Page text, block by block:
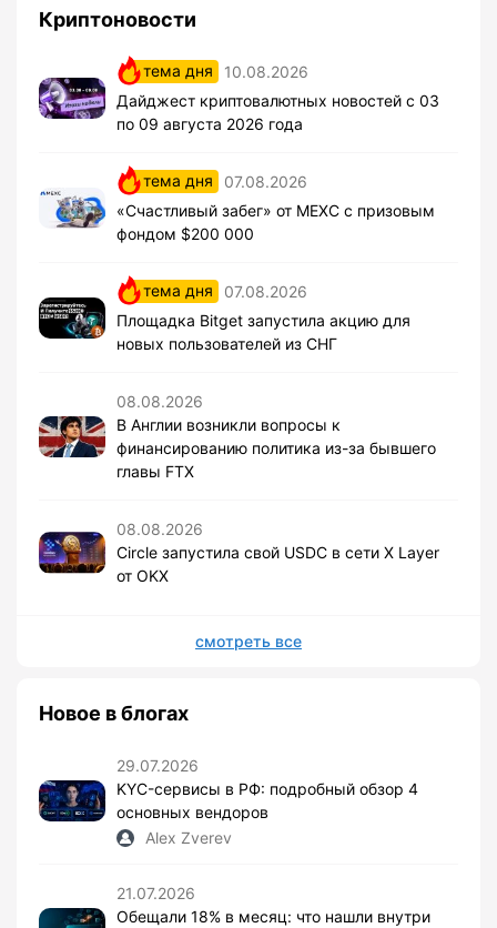
Криптоновости
тема дня
10.08.2026
Дайджест криптовалютных новостей с 03
по 09 августа 2026 года
тема дня
07.08.2026
«Счастливый забег» от MEXC с призовым
фондом $200 000
тема дня
07.08.2026
Площадка Bitget запустила акцию для
новых пользователей из СНГ
08.08.2026
В Англии возникли вопросы к
финансированию политика из-за бывшего
главы FTX
08.08.2026
Circle запустила свой USDC в сети X Layer
от OKX
смотреть все
Новое в блогах
29.07.2026
KYC-сервисы в РФ: подробный обзор 4
основных вендоров
Alex Zverev
21.07.2026
Обещали 18% в месяц: что нашли внутри